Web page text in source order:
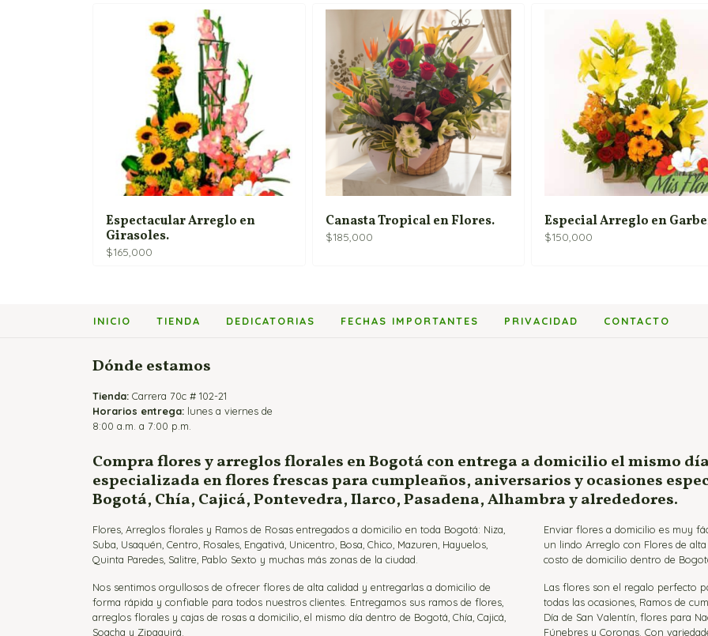
Espectacular Arreglo en
Girasoles.
$165,000
Canasta Tropical en Flores.
$185,000
Especial Arreglo en
$150,000
INICIO TIENDA DEDICATORIAS FECHAS IMPORTANTES PRIVACIDAD CONTACTO
Dónde estamos
Tienda: Carrera 70c # 102-21
Horarios entrega: lunes a viernes de
8:00 a.m. a 7:00 p.m.
Compra flores y arreglos florales en Bogotá con entrega a domicilio el mismo
especializada en flores frescas para cumpleaños, aniversarios y ocasiones
Bogotá, Chía, Cajicá, Pontevedra, Ilarco, Pasadena, Alhambra y alrededores.
Flores, Arreglos florales y Ramos de Rosas entregados a domicilio en toda Bogotá: Niza,
Suba, Usaquén, Centro, Rosales, Engativá, Unicentro, Bosa, Chico, Mazuren, Hayuelos,
Quinta Paredes, Salitre, Pablo Sexto y muchas más zonas de la ciudad.
Enviar flores a domicilio es muy
un lindo Arreglo con Flores de
costo de domicilio dentro de
Nos sentimos orgullosos de ofrecer flores de alta calidad y entregarlas a domicilio de
forma rápida y confiable para todos nuestros clientes. Entregamos sus ramos de flores,
arreglos florales y cajas de rosas a domicilio, el mismo día dentro de Bogotá, Chía, Cajicá,
Soacha y Zipaquirá.
Las flores son el regalo perfecto
todas las ocasiones, Ramos de
Día de San Valentín, flores para
Fúnebres y Coronas. Con